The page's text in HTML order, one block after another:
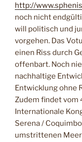
http://
noch nicht
will politisch und
vorgehen. Das
einen Riss durch
offenbart. Noch
nachhaltige
Entwicklung ohne
Zudem findet vom
Internationale
Serena /
umstrittenen